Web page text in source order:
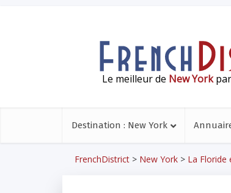
Le meilleur de New Yorkpar
Destination : New York
FrenchDistrict > New York > La Floride